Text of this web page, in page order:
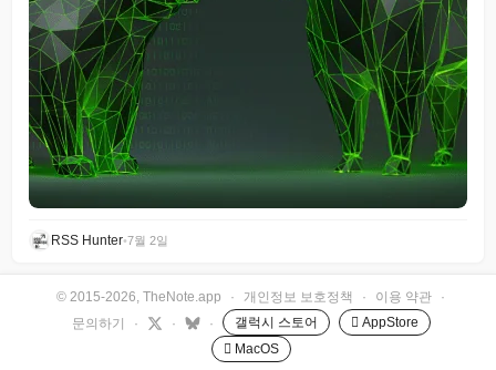
RSS Hunter•7월 2일
© 2015-2026, TheNote.app · 개인정보 보호정책 · 이용 약관
·
문의하기
· · · 갤럭시 스토어
 AppStore
 MacOS